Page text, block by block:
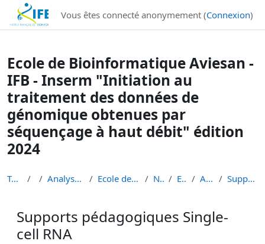
Institut Français de Bioinformatique - Les formations
Passer au contenu principalVous êtes connecté anonymement (Connexion)
Ecole de Bioinformatique Aviesan -
IFB - Inserm "Initiation au
traitement des données de
génomique obtenues par
séquençage à haut débit" édition
2024
Tableau de bord Cours Analyse de données de séquençage haut débit Ecole de Bioinformatique - IFB - Inserm - INRAe EB... Niveau 1 débutant EBAII Niv 1 2024 Atelier Single-cell RNA Supports pédagogiques Single-cell RNA
Supports pédagogiques Single-
cell RNA